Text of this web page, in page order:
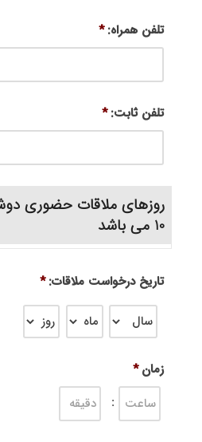
تلفن همراه: *
تلفن ثابت: *
10 می باشد
تاریخ درخواست ملاقات: *
زمان *
:
HH